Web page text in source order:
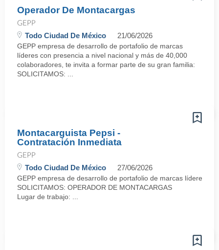
Operador De Montacargas
GEPP
Todo Ciudad De México 21/06/2026
GEPP empresa de desarrollo de portafolio de marcas
líderes con presencia a nivel nacional y más de 40,000
colaboradores, te invita a formar parte de su gran familia:
SOLICITAMOS: ...
Montacarguista Pepsi -
Contratación Inmediata
GEPP
Todo Ciudad De México 27/06/2026
GEPP empresa de desarrollo de portafolio de marcas líderes
SOLICITAMOS: OPERADOR DE MONTACARGAS
Lugar de trabajo: ...